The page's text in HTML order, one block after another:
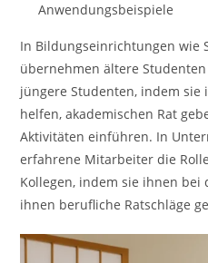
Anwendungsbeispiele
In Bildungseinrichtungen wie
übernehmen ältere
jüngere Studenten, indem
helfen, akademischen Rat
Aktivitäten einführen. In
erfahrene Mitarbeiter die
Kollegen, indem sie ihnen
ihnen berufliche Ratschläge